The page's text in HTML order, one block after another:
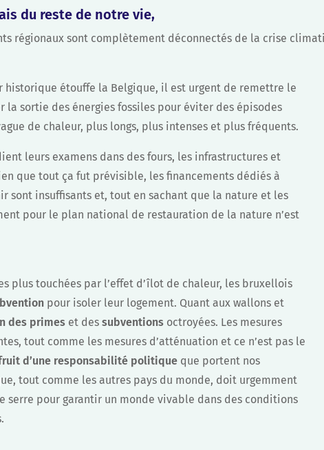
du reste de notre vie,
régionaux sont complètement déconnectés de la crise
historique étouffe la Belgique, il est urgent de remettre le
sortie des énergies fossiles pour éviter des épisodes
de chaleur, plus longs, plus intenses et plus fréquents.
leurs examens dans des fours, les infrastructures et
que tout ça fut prévisible, les financements dédiés à
sont insuffisants et, tout en sachant que la nature et les
pour le plan national de restauration de la nature n’est
plus touchées par l’effet d’îlot de chaleur, les bruxellois
pour isoler leur logement. Quant aux wallons et
des primes et dessubventions octroyées. Les mesures
tout comme les mesures d’atténuation et ce n’est pas le
d’une responsabilité politique que portent nos
tout comme les autres pays du monde, doit urgemment
serre pour garantir un monde vivable dans des conditions